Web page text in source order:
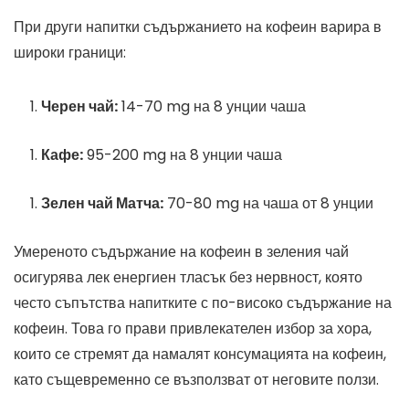
При други напитки съдържанието на кофеин варира в
широки граници:
Черен чай:14-70 mg на 8 унции чаша
Кафе:95-200 mg на 8 унции чаша
Зелен чай Матча: 70-80 mg на чаша от 8 унции
Умереното съдържание на кофеин в зеления чай
осигурява лек енергиен тласък без нервност, която
често съпътства напитките с по-високо съдържание на
кофеин. Това го прави привлекателен избор за хора,
които се стремят да намалят консумацията на кофеин,
като същевременно се възползват от неговите ползи.